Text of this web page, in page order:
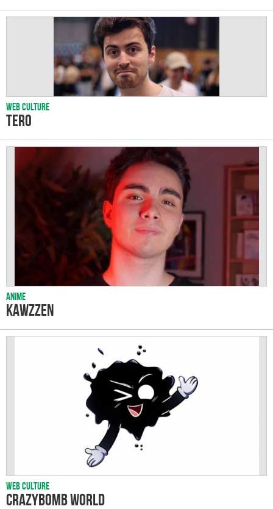
Web culture
TERO
Anime
Kawzzen
Web culture
CrazyBomb World